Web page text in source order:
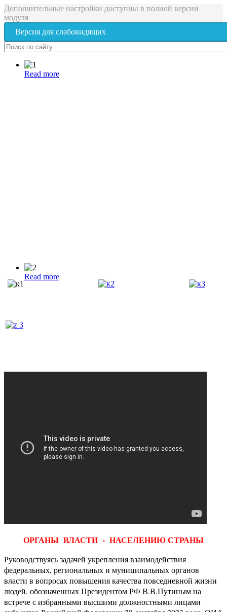
Дополнительные настройки доступны в полной версии
модуля
Версия для слабовидящих
Read more
Read more
ОРГАНЫ ВЛАСТИ - НАСЕЛЕНИЮ СТРАНЫ
Руководствуясь задачей укрепления взаимодействия
федеральных, региональных и муниципальных органов
власти в вопросах повышения качества повседневной жизни
людей, обозначенных Президентом РФ В.В.Путиным на
встрече с избранными высшими должностными лицами